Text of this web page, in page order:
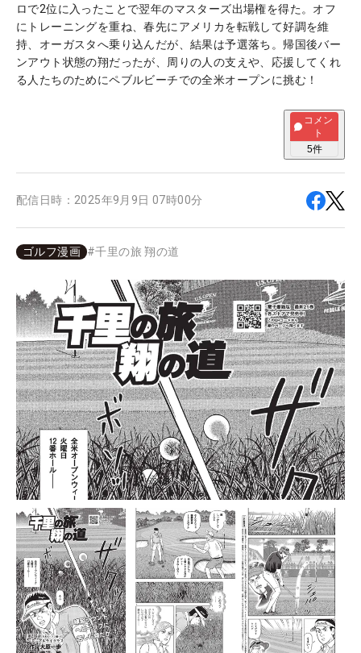
ロで2位に入ったことで翌年のマスターズ出場権を得た。オフ
にトレーニングを重ね、春先にアメリカを転戦して好調を維
持、オーガスタへ乗り込んだが、結果は予選落ち。帰国後バー
ンアウト状態の翔だったが、周りの人の支えや、応援してくれ
る人たちのためにペブルビーチでの全米オープンに挑む！
コメン
ト
5件
配信日時： 2025年9月9日 07時00分
ゴルフ漫画 #千里の旅 翔の道